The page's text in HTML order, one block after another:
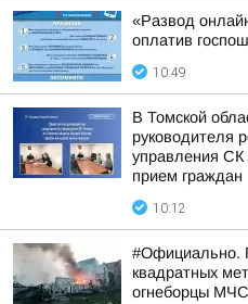
«Развод
оплатив
10:49
В Томской
руководителя
управления СК
прием граждан
10:12
#Официально.
квадратных
огнеборцы